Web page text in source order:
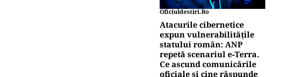
Oficiuldestiri.ro
Atacurile cibernetice
expun vulnerabilitățile
statului român: ANP
repetă scenariul e‑Terra.
Ce ascund comunicările
oficiale și cine răspunde